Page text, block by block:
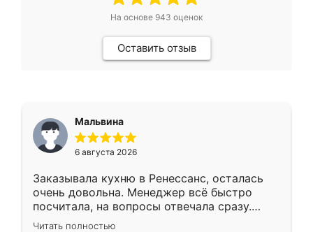
На основе 943 оценок
Оставить отзыв
Мальвина
6 августа 2026
Заказывала кухню в Ренессанс, осталась
очень довольна. Менеджер всё быстро
посчитала, на вопросы отвечала сразу.
Замерщик приехал в субботу, подошёл к
Читать полностью